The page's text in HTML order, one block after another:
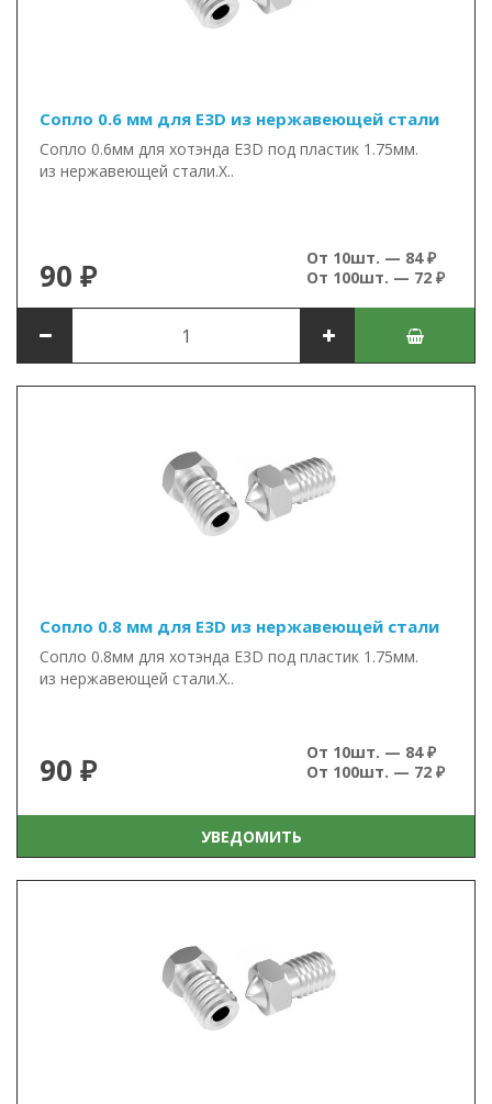
Сопло 0.6 мм для E3D из нержавеющей стали
Сопло 0.6мм для хотэнда E3D под пластик 1.75мм.
из нержавеющей стали.Х..
90 ₽
От 10шт. — 84 ₽
От 100шт. — 72 ₽
Сопло 0.8 мм для E3D из нержавеющей стали
Сопло 0.8мм для хотэнда E3D под пластик 1.75мм.
из нержавеющей стали.Х..
90 ₽
От 10шт. — 84 ₽
От 100шт. — 72 ₽
УВЕДОМИТЬ